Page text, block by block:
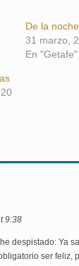
De la
31 marzo,
En "Getafe"
9:38
despistado: Ya
ser feliz,